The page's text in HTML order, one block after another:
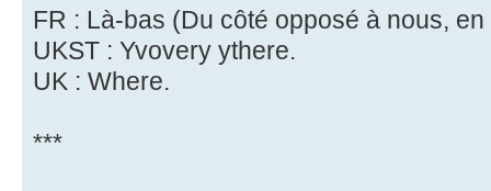
FR : Là-bas (Du côté opposé à nous,
UKST : Yvovery ythere.
UK : Where.
***